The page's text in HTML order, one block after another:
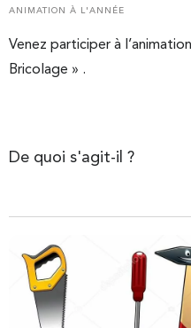
ANIMATION À L'ANNÉE
Venez participer à
Bricolage » .
De quoi s'agit-il ?